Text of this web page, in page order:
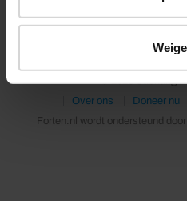
© 2026 Stichting
Over ons
Doneer nu
Forten.nl wordt ondersteund